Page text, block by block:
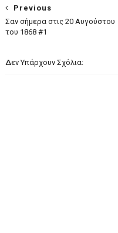
Previous
Σαν σήμερα στις 20 Αυγούστου
του 1868 #1
Δεν Υπάρχουν Σχόλια: